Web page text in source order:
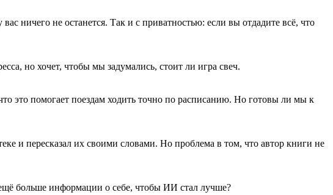
ничего не останется. Так и с приватностью: если вы отдадите всё, что
но хочет, чтобы мы задумались, стоит ли игра свеч.
это помогает поездам ходить точно по расписанию. Но готовы ли мы к
и пересказал их своими словами. Но проблема в том, что автор книги не
больше информации о себе, чтобы ИИ стал лучше?